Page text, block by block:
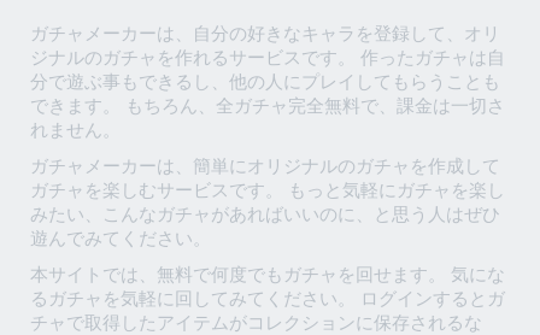
ガチャメーカーは、自分の好きなキャラを登録して、オリ
ジナルのガチャを作れるサービスです。 作ったガチャは自
分で遊ぶ事もできるし、他の人にプレイしてもらうことも
できます。 もちろん、全ガチャ完全無料で、課金は一切さ
れません。
ガチャメーカーは、簡単にオリジナルのガチャを作成して
ガチャを楽しむサービスです。 もっと気軽にガチャを楽し
みたい、こんなガチャがあればいいのに、と思う人はぜひ
遊んでみてください。
本サイトでは、無料で何度でもガチャを回せます。 気にな
るガチャを気軽に回してみてください。 ログインするとガ
チャで取得したアイテムがコレクションに保存されるな